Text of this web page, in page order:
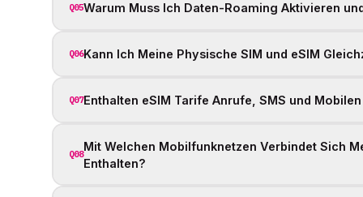
Q05Warum Muss Ich Daten-Roaming Aktivieren
Q06Kann Ich Meine Physische SIM und eSIM
Q07Enthalten eSIM Tarife Anrufe, SMS und
Q08
Mit Welchen Mobilfunknetzen Verbindet Sich
Enthalten?